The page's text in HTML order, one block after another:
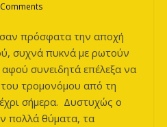
πρόσφατα την αποχή
συχνά πυκνά με ρωτούν
συνειδητά επέλεξα να
τρομονόμου από τη
σήμερα. Δυστυχώς ο
πολλά θύματα, τα